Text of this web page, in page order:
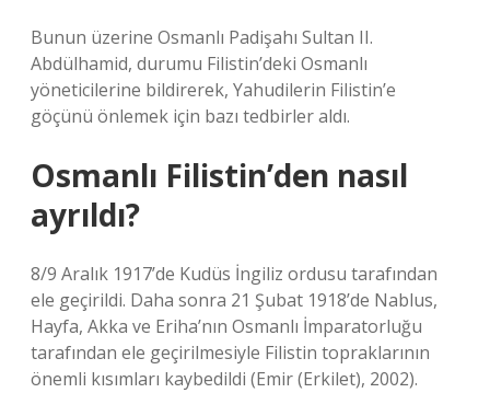
Bunun üzerine Osmanlı Padişahı Sultan II.
Abdülhamid, durumu Filistin’deki Osmanlı
yöneticilerine bildirerek, Yahudilerin Filistin’e
göçünü önlemek için bazı tedbirler aldı.
Osmanlı Filistin’den nasıl
ayrıldı?
8/9 Aralık 1917’de Kudüs İngiliz ordusu tarafından
ele geçirildi. Daha sonra 21 Şubat 1918’de Nablus,
Hayfa, Akka ve Eriha’nın Osmanlı İmparatorluğu
tarafından ele geçirilmesiyle Filistin topraklarının
önemli kısımları kaybedildi (Emir (Erkilet), 2002).